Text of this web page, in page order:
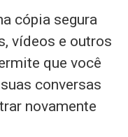
cópia segura
vídeos e outros
que você
conversas
novamente